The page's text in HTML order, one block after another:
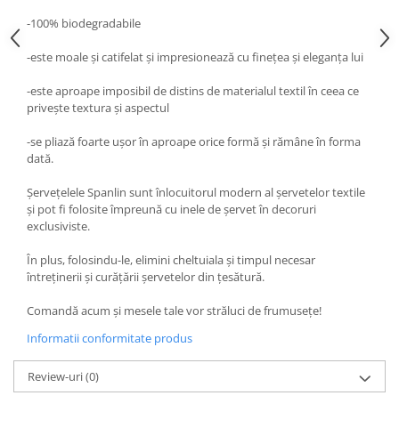
-100% biodegradabile
-este moale și catifelat și impresionează cu finețea și eleganța lui
-este aproape imposibil de distins de materialul textil în ceea ce
privește textura și aspectul
-se pliază foarte ușor în aproape orice formă și rămâne în forma
dată.
Șervețelele Spanlin sunt înlocuitorul modern al șervetelor textile
și pot fi folosite împreună cu inele de șervet în decoruri
exclusiviste.
În plus, folosindu-le, elimini cheltuiala și timpul necesar
întreținerii și curățării șervetelor din țesătură.
Comandă acum și mesele tale vor străluci de frumusețe!
Informatii conformitate produs
Review-uri(0)